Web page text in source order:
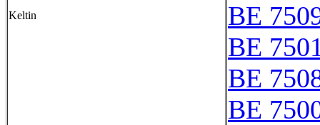
Keltin
BE
BE
BE
BE